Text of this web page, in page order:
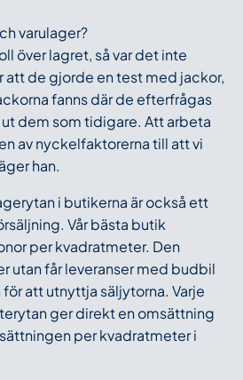
varulager?
över lagret, så var det inte
att de gjorde en test med jackor,
fanns där de efterfrågas
dem som tidigare. Att arbeta
av nyckelfaktorerna till att vi
han.
i butikerna är också ett
Vår bästa butik
per kvadratmeter. Den
utan får leveranser med budbil
att utnyttja säljytorna. Varje
ger direkt en omsättning
per kvadratmeter i